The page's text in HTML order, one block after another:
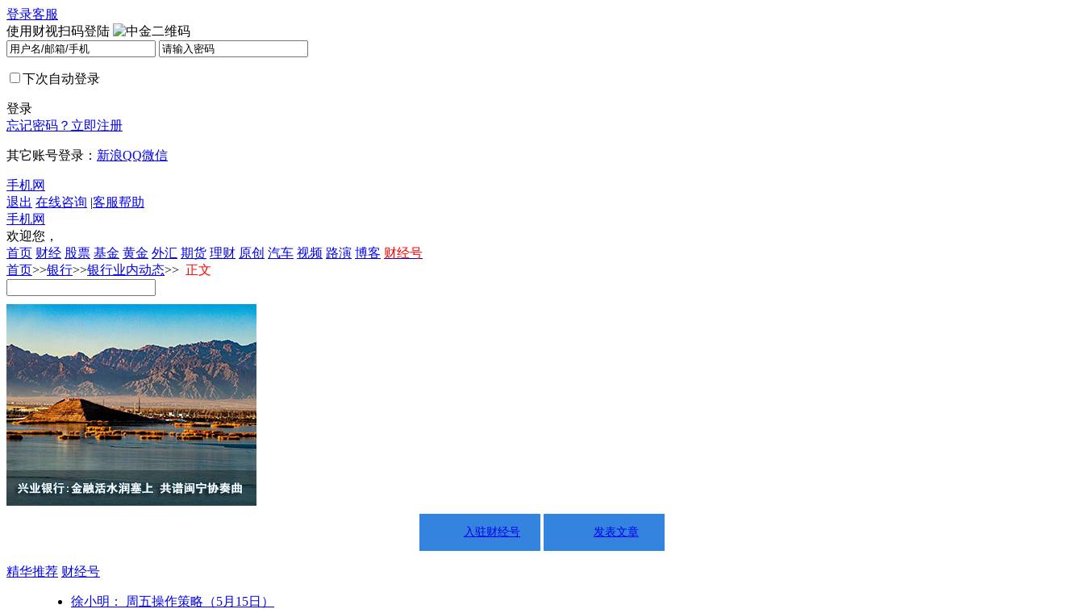
登录客服
使用财视扫码登陆
下次自动登录
登录
忘记密码？ 立即注册
其它账号登录： 新浪QQ微信
手机网
退出 在线咨询 |客服帮助
手机网
欢迎您，
首页 财经 股票 基金 黄金 外汇 期货 理财 原创 汽车 视频 路演 博客 财经号
首页>>银行>>银行业内动态>> 正文
入驻财经号 发表文章
精华推荐 财经号
徐小明： 周五操作策略（5月15日）